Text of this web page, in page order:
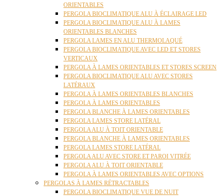
ORIENTABLES
PERGOLA BIOCLIMATIQUE ALU À ÉCLAIRAGE LED
PERGOLA BIOCLIMATIQUE ALU À LAMES
ORIENTABLES BLANCHES
PERGOLA LAMES EN ALU THERMOLAQUÉ
PERGOLA BIOCLIMATIQUE AVEC LED ET STORES
VERTICAUX
PERGOLA À LAMES ORIENTABLES ET STORES SCREEN
PERGOLA BIOCLIMATIQUE ALU AVEC STORES
LATÉRAUX
PERGOLA À LAMES ORIENTABLES BLANCHES
PERGOLA À LAMES ORIENTABLES
PERGOLA BLANCHE À LAMES ORIENTABLES
PERGOLA LAMES STORE LATÉRAL
PERGOLA ALU À TOIT ORIENTABLE
PERGOLA BLANCHE À LAMES ORIENTABLES
PERGOLA LAMES STORE LATÉRAL
PERGOLA ALU AVEC STORE ET PAROI VITRÉE
PERGOLA ALU À TOIT ORIENTABLE
PERGOLA À LAMES ORIENTABLES AVEC OPTIONS
PERGOLAS À LAMES RÉTRACTABLES
PERGOLA BIOCLIMATIQUE VUE DE NUIT